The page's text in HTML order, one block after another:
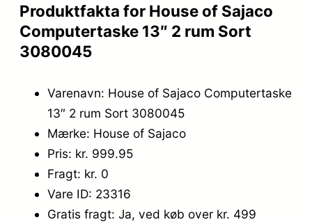
9
0
0
.
Produktfakta for House of Sajaco
Computertaske 13″ 2 rum Sort
3080045
Varenavn: House of Sajaco Computertaske
13″ 2 rum Sort 3080045
Mærke: House of Sajaco
Pris: kr. 999.95
Fragt: kr. 0
Vare ID: 23316
Gratis fragt: Ja, ved køb over kr. 499